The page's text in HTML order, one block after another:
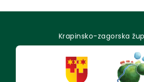
Krapinsko-zagorska